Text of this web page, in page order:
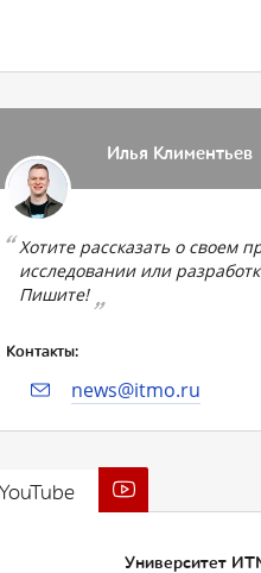
Илья Климентьев
Хотите рассказать о своем
исследовании или
Пишите!
Контакты:
news@itmo.ru
Университет